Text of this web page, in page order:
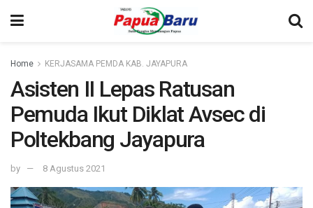
Home KERJASAMA PEMDA KAB. JAYAPURA
Asisten II Lepas Ratusan
Pemuda Ikut Diklat Avsec di
Poltekbang Jayapura
by 8 Agustus 2021